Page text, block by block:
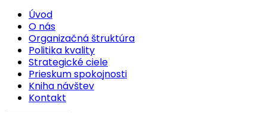
Úvod
O nás
Organizačná štruktúra
Politika kvality
Strategické ciele
Prieskum spokojnosti
Kniha návštev
Kontakt